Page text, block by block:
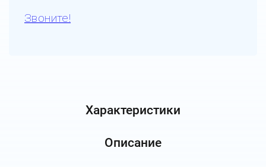
Звоните!
Характеристики
Описание